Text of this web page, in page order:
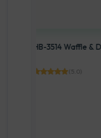
Arnica 17E8